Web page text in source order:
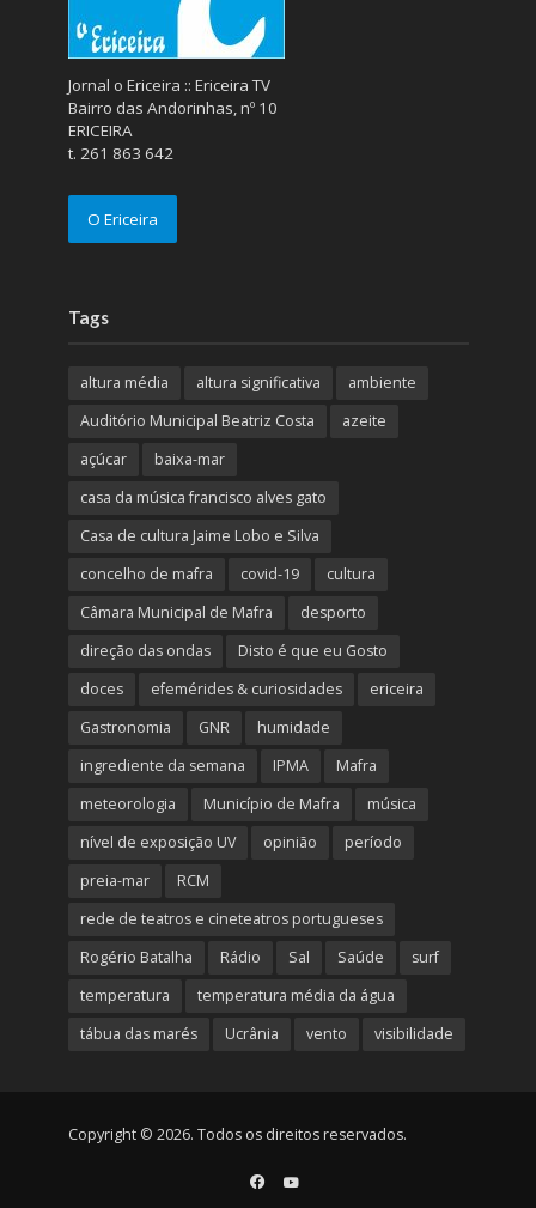
Jornal o Ericeira :: Ericeira TV
Bairro das Andorinhas, nº 10
ERICEIRA
t. 261 863 642
O Ericeira
Tags
altura média altura significativa
ambiente
Auditório Municipal Beatriz Costa
azeite
açúcar
baixa-mar
casa da música francisco alves gato
Casa de cultura Jaime Lobo e Silva
concelho de mafra
covid-19
cultura
Câmara Municipal de Mafra
desporto
direção das ondas
Disto é que eu Gosto
doces
efemérides & curiosidades
ericeira
Gastronomia
GNR
humidade
ingrediente da semana
IPMA
Mafra
meteorologia
Município de Mafra
música
nível de exposição UV
opinião
período
preia-mar
RCM
rede de teatros e cineteatros portugueses
Rogério Batalha
Rádio Sal Saúde
surf
temperatura
temperatura média da água
tábua das marés
Ucrânia vento visibilidade
Copyright © 2026. Todos os direitos reservados.